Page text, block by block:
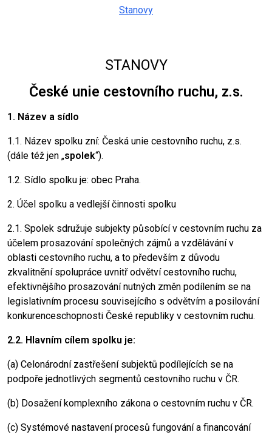
Stanovy
STANOVY
České unie cestovního ruchu, z.s.
1. Název a sídlo
1.1. Název spolku zní: Česká unie cestovního ruchu, z.s.
(dále též jen „spolek“).
1.2. Sídlo spolku je: obec Praha.
2. Účel spolku a vedlejší činnosti spolku
2.1. Spolek sdružuje subjekty působící v cestovním ruchu za
účelem prosazování společných zájmů a vzdělávání v
oblasti cestovního ruchu, a to především z důvodu
zkvalitnění spolupráce uvnitř odvětví cestovního ruchu,
efektivnějšího prosazování nutných změn podílením se na
legislativním procesu souvisejícího s odvětvím a posilování
konkurenceschopnosti České republiky v cestovním ruchu.
2.2. Hlavním cílem spolku je:
(a) Celonárodní zastřešení subjektů podílejících se na
podpoře jednotlivých segmentů cestovního ruchu v ČR.
(b) Dosažení komplexního zákona o cestovním ruchu v ČR.
(c) Systémové nastavení procesů fungování a financování